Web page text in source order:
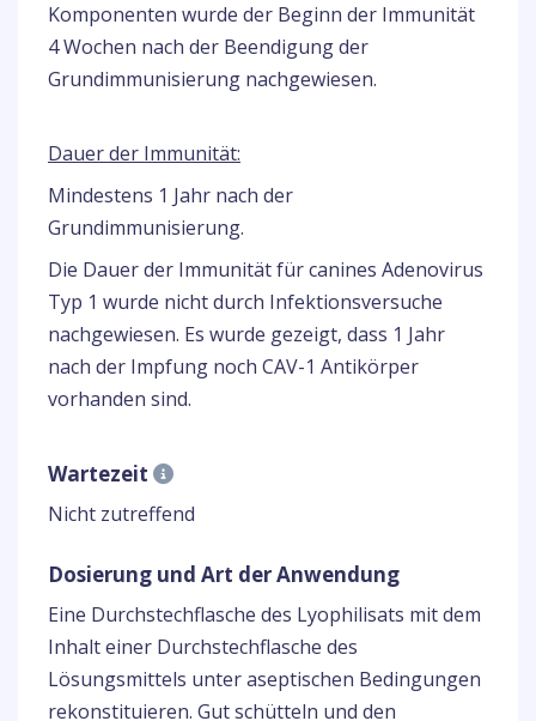
Komponenten wurde der Beginn der Immunität
4 Wochen nach der Beendigung der
Grundimmunisierung nachgewiesen.
Dauer der Immunität:
Mindestens 1 Jahr nach der
Grundimmunisierung.
Die Dauer der Immunität für canines Adenovirus
Typ 1 wurde nicht durch Infektionsversuche
nachgewiesen. Es wurde gezeigt, dass 1 Jahr
nach der Impfung noch CAV-1 Antikörper
vorhanden sind.
Wartezeit
Nicht zutreffend
Dosierung und Art der Anwendung
Eine Durchstechflasche des Lyophilisats mit dem
Inhalt einer Durchstechflasche des
Lösungsmittels unter aseptischen Bedingungen
rekonstituieren. Gut schütteln und den